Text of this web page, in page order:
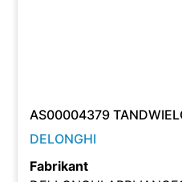
AS00004379
DELONGHI
Fabrikant